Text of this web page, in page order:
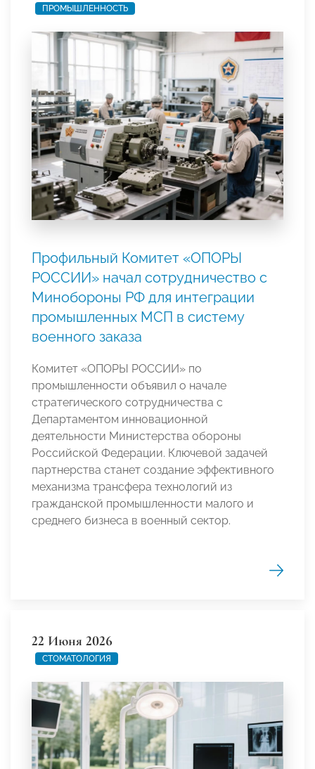
ПРОМЫШЛЕННОСТЬ
Профильный Комитет «ОПОРЫ
РОССИИ» начал сотрудничество с
Минобороны РФ для интеграции
промышленных МСП в систему
военного заказа
Комитет «ОПОРЫ РОССИИ» по
промышленности объявил о начале
стратегического сотрудничества с
Департаментом инновационной
деятельности Министерства обороны
Российской Федерации. Ключевой задачей
партнерства станет создание эффективного
механизма трансфера технологий из
гражданской промышленности малого и
среднего бизнеса в военный сектор.
22 Июня 2026
СТОМАТОЛОГИЯ